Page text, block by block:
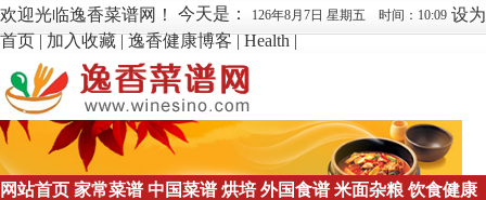
欢迎光临逸香菜谱网！ 今天是： 126年8月7日 星期五 时间：10:09 设为
首页|加入收藏|逸香健康博客|Health|
网站首页 家常菜谱 中国菜谱 烘培 外国食谱 米面杂粮 饮食健康